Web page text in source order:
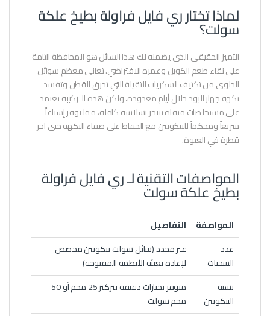
لماذا تختار ري فايل فراولة بطيخ علكة
سولت؟
التميز الحقيقي الذي يضمنه لك هذا السائل هو المحافظة التامة
على نقاء طعم الكويل وعمره الافتراضي. تعاني معظم سوائل
الحلوى من تكثيف السكريات الثقيلة التي تحرق القطن وتفسد
نكهة جهاز البود خلال أيام معدودة، ولكن هذه التركيبة تعتمد
على مستخلصات منقاة تتبخر بسلاسة كاملة، مما يوفر إشباعاً
سريعاً ومحكماً للنيكوتين مع الحفاظ على صفاء النكهة حتى آخر
قطرة في العبوة.
المواصفات التقنية لـ ري فايل فراولة
بطيخ علكة سولت
المواصفة
التفاصيل
عدد
السحبات
غير محدد (سائل سولت نيكوتين مخصص
لإعادة تعبئة الأنظمة المفتوحة)
نسبة
النيكوتين
متوفر بخيارات دقيقة بتركيز 25 مجم أو 50
مجم سولت